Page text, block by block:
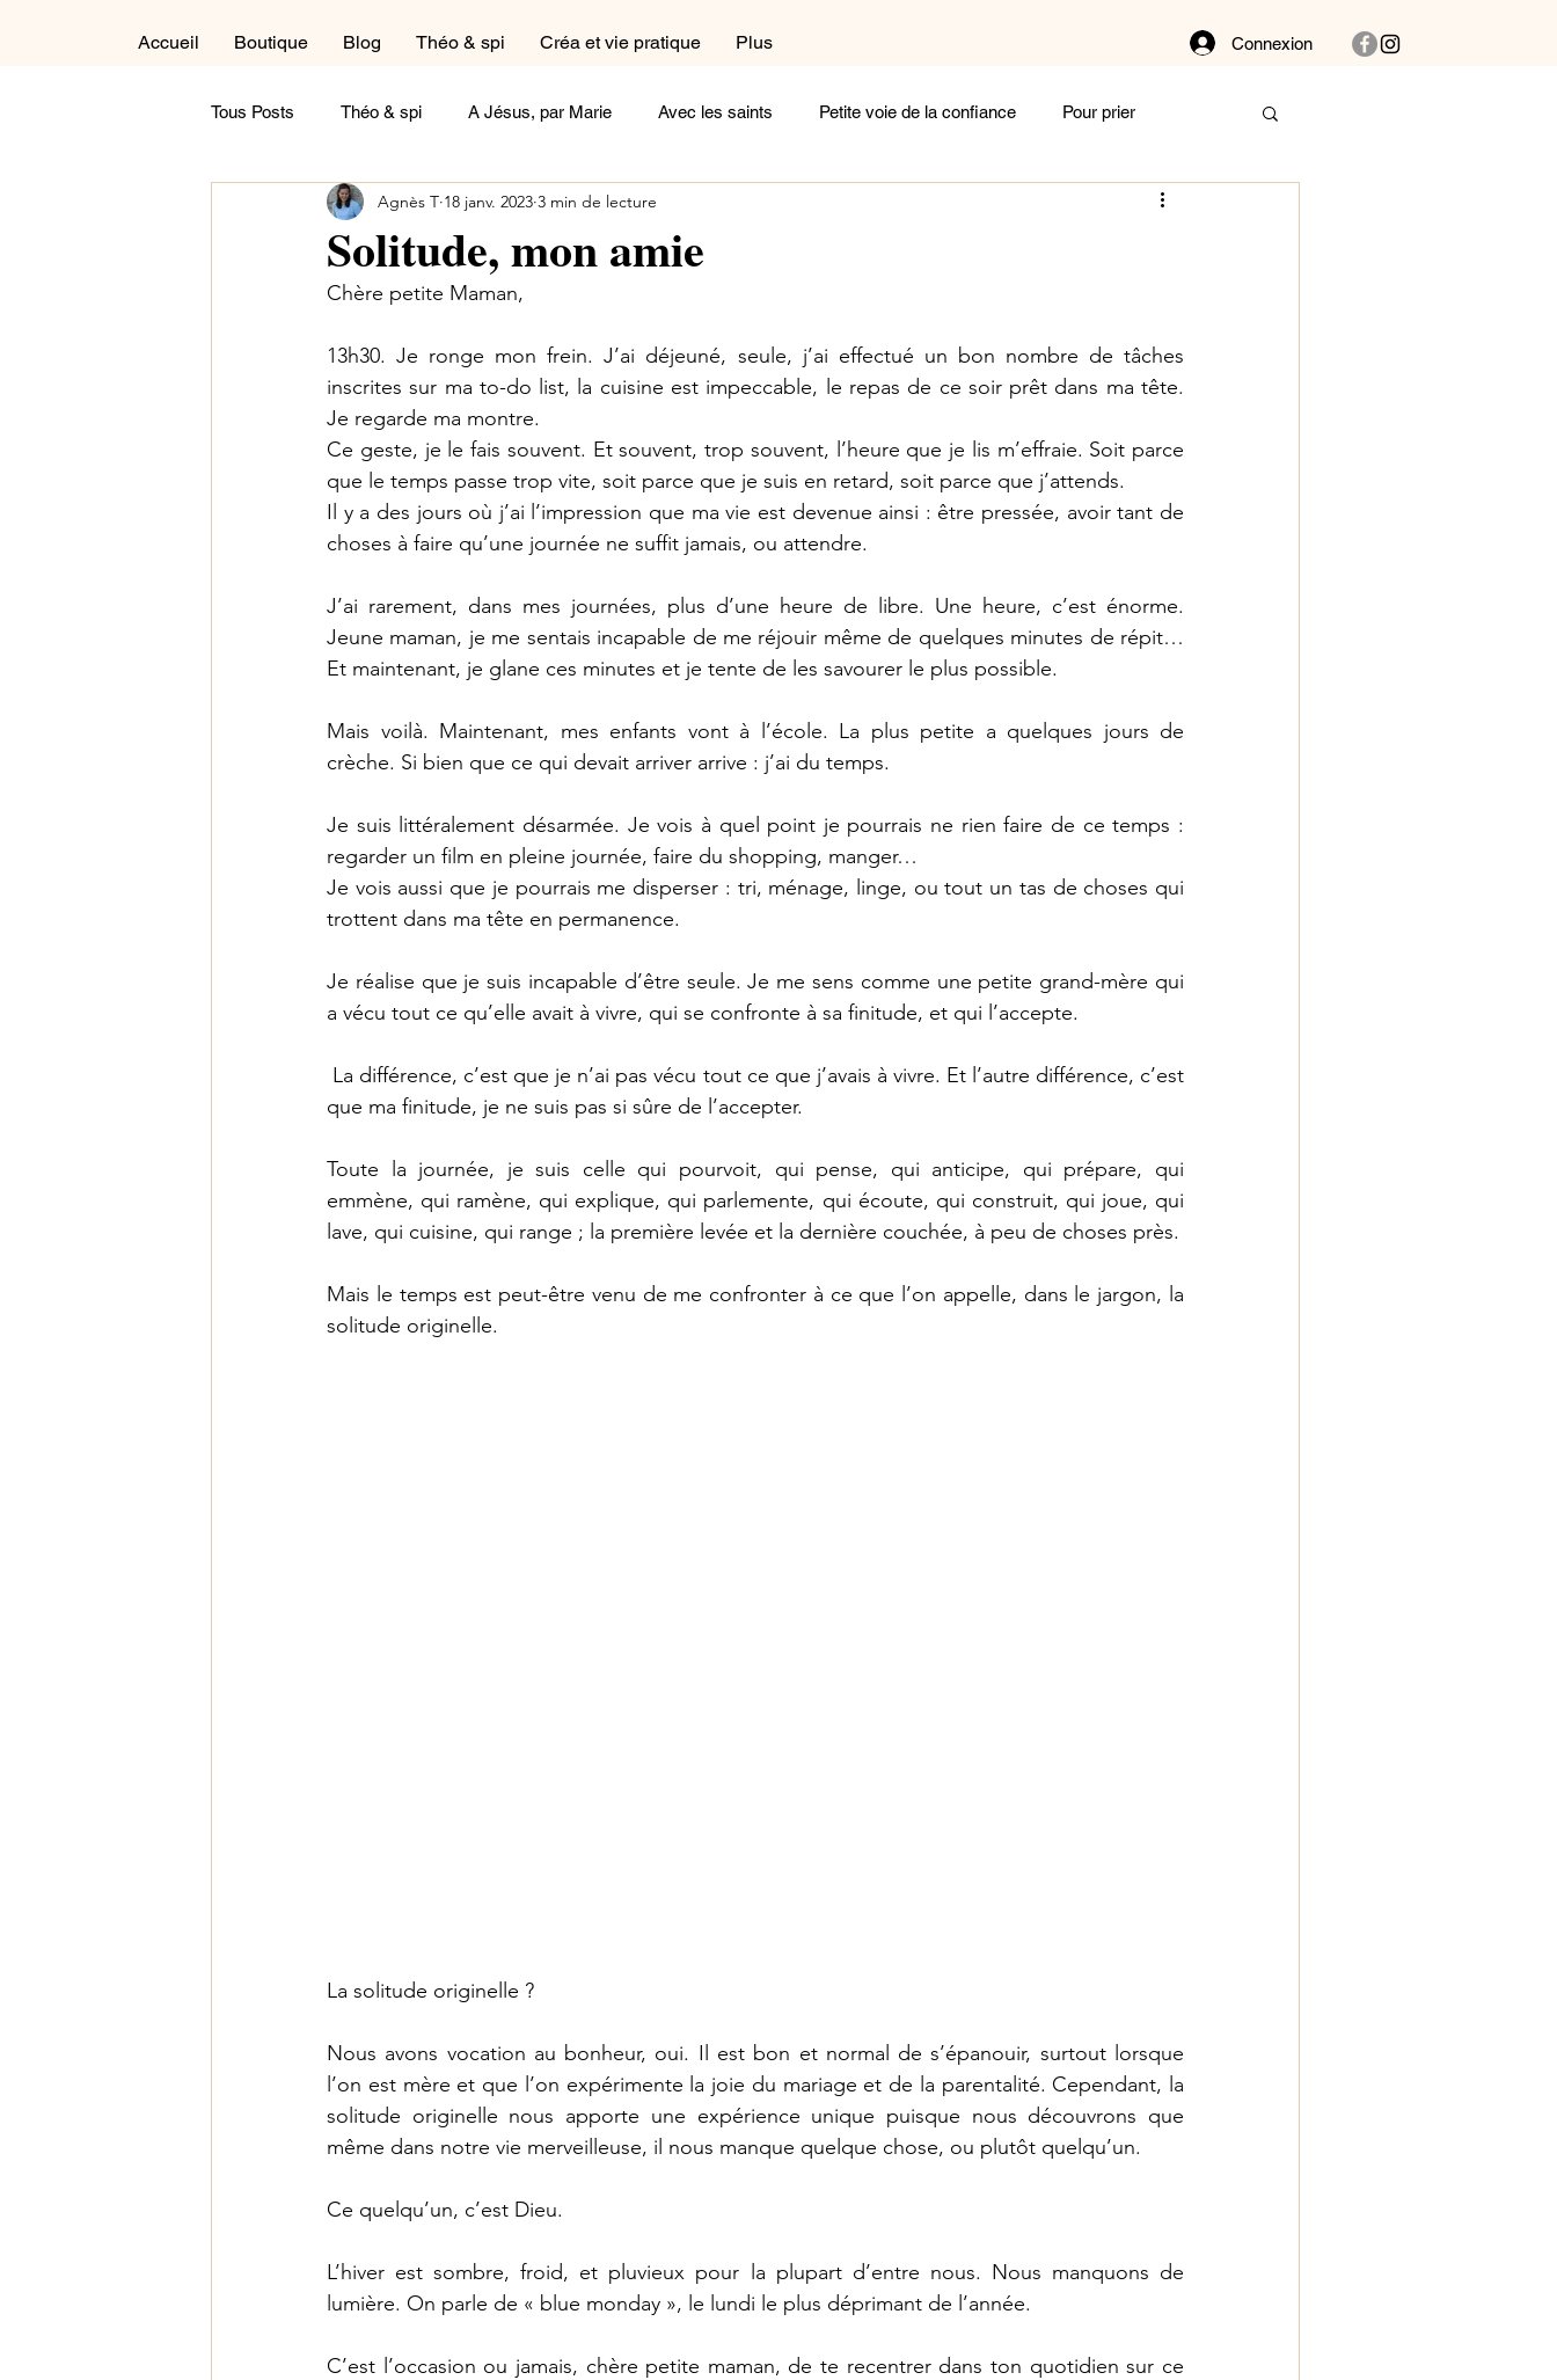
Accueil Boutique Blog Théo & spi Créa et vie pratique Plus Connexion
Tous Posts Théo & spi A Jésus, par Marie Avec les saints Petite voie de la confiance Pour prier
Autour du cycle liturgique Créa et vie pratique Dans la buanderie
Dans la salle de détente Réflexions
Paternité Témoignages Arts et Histoire Cherchez la femme Ecoute et vibre !
Contemple ! A feuilleter Un peu de poésie Belle comme un coeur Rayonne ! Autour des plantes
Solitude, mon amie
Agnès T 18 janv. 2023 3 min de lecture
Chère petite Maman,
13h30. Je ronge mon frein. J’ai déjeuné, seule, j’ai effectué un bon nombre de tâches
inscrites sur ma to-do list, la cuisine est impeccable, le repas de ce soir prêt dans ma tête.
Je regarde ma montre.
Ce geste, je le fais souvent. Et souvent, trop souvent, l’heure que je lis m’effraie. Soit parce
que le temps passe trop vite, soit parce que je suis en retard, soit parce que j’attends.
Il y a des jours où j’ai l’impression que ma vie est devenue ainsi : être pressée, avoir tant de
choses à faire qu’une journée ne suffit jamais, ou attendre.
J’ai rarement, dans mes journées, plus d’une heure de libre. Une heure, c’est énorme.
Jeune maman, je me sentais incapable de me réjouir même de quelques minutes de répit…
Et maintenant, je glane ces minutes et je tente de les savourer le plus possible.
Mais voilà. Maintenant, mes enfants vont à l’école. La plus petite a quelques jours de
crèche. Si bien que ce qui devait arriver arrive : j’ai du temps.
Je suis littéralement désarmée. Je vois à quel point je pourrais ne rien faire de ce temps :
regarder un film en pleine journée, faire du shopping, manger…
Je vois aussi que je pourrais me disperser : tri, ménage, linge, ou tout un tas de choses qui
trottent dans ma tête en permanence.
Je réalise que je suis incapable d’être seule. Je me sens comme une petite grand-mère qui
a vécu tout ce qu’elle avait à vivre, qui se confronte à sa finitude, et qui l’accepte.
que ma finitude, je ne suis pas si sûre de l’accepter.
Toute la journée, je suis celle qui pourvoit, qui pense, qui anticipe, qui prépare, qui
emmène, qui ramène, qui explique, qui parlemente, qui écoute, qui construit, qui joue, qui
Mais le temps est peut-être venu de me confronter à ce que l’on appelle, dans le jargon, la
solitude originelle.
La solitude originelle ?
Nous avons vocation au bonheur, oui. Il est bon et normal de s’épanouir, surtout lorsque
l’on est mère et que l’on expérimente la joie du mariage et de la parentalité. Cependant, la
solitude originelle nous apporte une expérience unique puisque nous découvrons que
même dans notre vie merveilleuse, il nous manque quelque chose, ou plutôt quelqu’un.
Ce quelqu’un, c’est Dieu.
L’hiver est sombre, froid, et pluvieux pour la plupart d’entre nous. Nous manquons de
lumière. On parle de « blue monday », le lundi le plus déprimant de l’année.
C’est l’occasion ou jamais, chère petite maman, de te recentrer dans ton quotidien sur ce